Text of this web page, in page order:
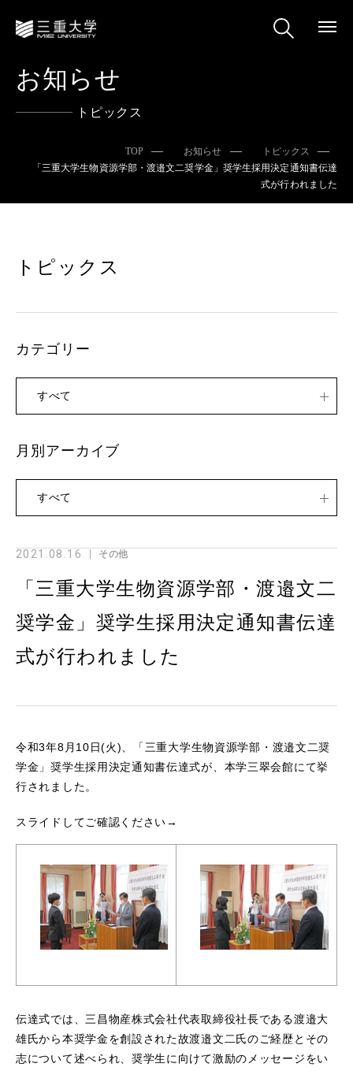
お知らせ
トピックス
TOP お知らせ
トピックス
「三重大学生物資源学部・渡邉文二奨学金」奨学生採用決定通知書伝達
式が行われました
2021.08.16 その他
「三重大学生物資源学部・渡邉文二
奨学金」奨学生採用決定通知書伝達
式が行われました
令和3年8月10日(火)、「三重大学生物資源学部・渡邉文二奨
学金」奨学生採用決定通知書伝達式が、本学三翠会館にて挙
行されました。
スライドしてご確認ください→
伝達式では、三昌物産株式会社代表取締役社長である渡邉大
雄氏から本奨学金を創設された故渡邉文二氏のご経歴とその
志について述べられ、奨学生に向けて激励のメッセージをい
トピックス
カテゴリー
すべて
月別アーカイブ
すべて